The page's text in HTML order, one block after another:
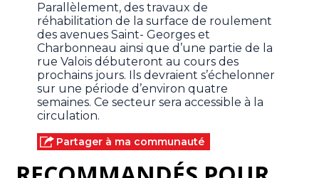
Parallèlement, des travaux de
réhabilitation de la surface de roulement
des avenues Saint- Georges et
Charbonneau ainsi que d’une partie de la
rue Valois débuteront au cours des
prochains jours. Ils devraient s’échelonner
sur une période d’environ quatre
semaines. Ce secteur sera accessible à la
circulation.
Partager à ma communauté